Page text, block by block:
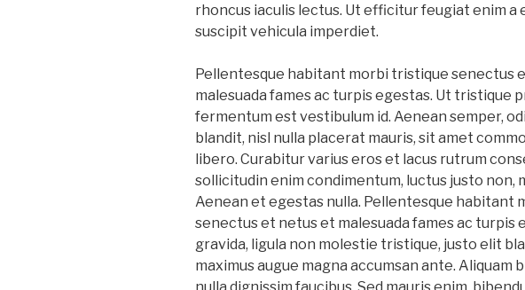
rhoncus iaculis lectus. Ut efficitur feugiat enim a
suscipit vehicula imperdiet.
Pellentesque habitant morbi tristique senectus
malesuada fames ac turpis egestas. Ut tristique
fermentum est vestibulum id. Aenean semper,
blandit, nisl nulla placerat mauris, sit amet
libero. Curabitur varius eros et lacus rutrum
sollicitudin enim condimentum, luctus justo non,
Aenean et egestas nulla. Pellentesque habitant
senectus et netus et malesuada fames ac turpis
gravida, ligula non molestie tristique, justo elit
maximus augue magna accumsan ante. Aliquam
nulla dignissim faucibus. Sed mauris enim,